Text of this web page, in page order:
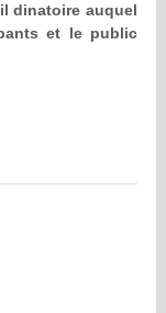
dinatoire auquel
et le public